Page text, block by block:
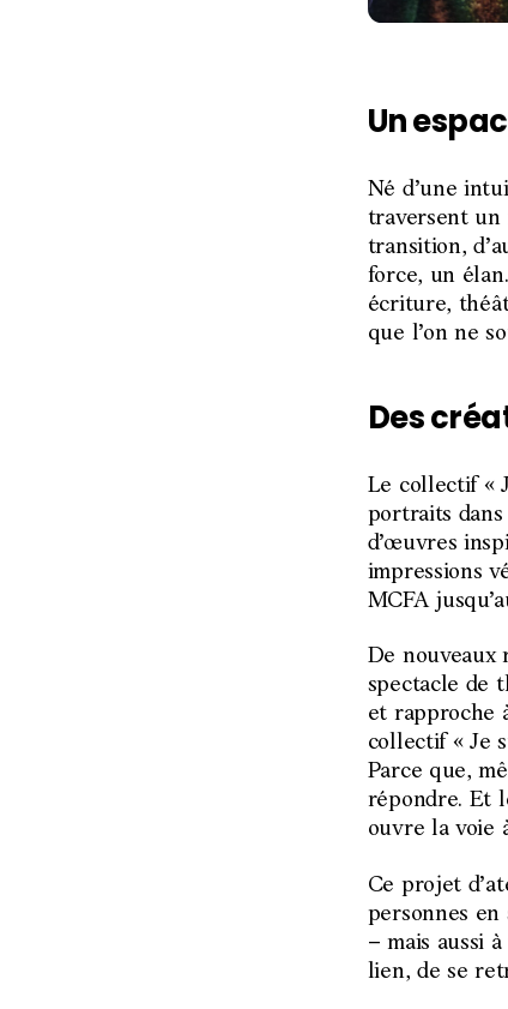
Un
Né d’une
traversent un
transition,
force, un
écriture,
que l’on ne
Des
Le collectif «
portraits
d’œuvres
impressions
MCFA
De nouveaux
spectacle de
et rapproche
collectif « Je
Parce que,
répondre. Et
ouvre la voie
Ce projet
personnes
– mais aussi
lien, de se